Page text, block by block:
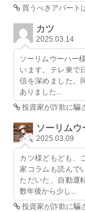
買うべきアパート
カツ
2025.03.14
ソーリムウーハー
います。テレ東で
信を深めました。
ありました...
投資家が詐欺に騙
ソーリムウ
2025.03.09
カツ様どもども、
家コラムも読んで
ただいた、自動運
数年後から少し...
投資家が詐欺に騙